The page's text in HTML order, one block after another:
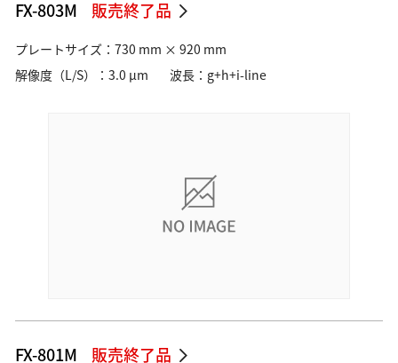
FX-803M 販売終了品
プレートサイズ：730 mm × 920 mm
解像度（L/S）：3.0 µm
波長：g+h+i-line
FX-801M 販売終了品